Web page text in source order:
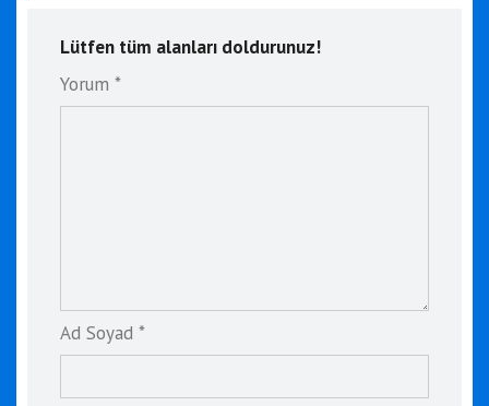
Lütfen tüm alanları doldurunuz!
Yorum *
Ad Soyad *